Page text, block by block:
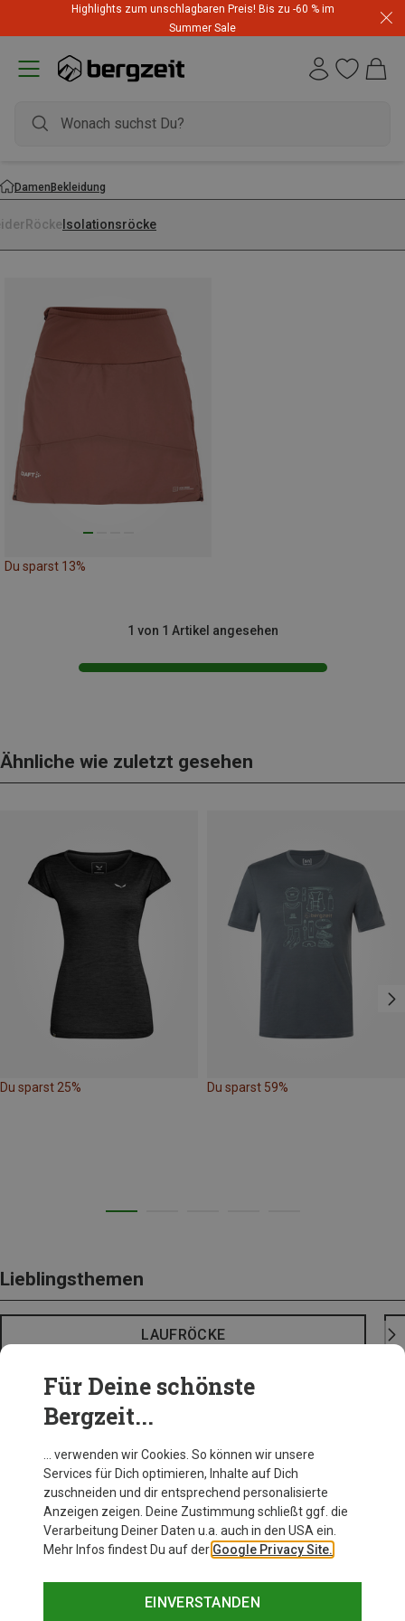
Highlights zum unschlagbaren Preis! Bis zu -60 % im
Summer Sale
DamenBekleidung
Röcke Isolationsröcke
Du sparst 13%
1 von 1 Artikel angesehen
Ähnliche wie zuletzt gesehen
Du sparst 25% Du sparst 59%
Lieblingsthemen
LAUFRÖCKE
Für Deine schönste
Bergzeit...
… verwenden wir Cookies. So können wir unsere
Services für Dich optimieren, Inhalte auf Dich
zuschneiden und dir entsprechend personalisierte
Anzeigen zeigen. Deine Zustimmung schließt ggf. die
Verarbeitung Deiner Daten u.a. auch in den USA ein.
Mehr Infos findest Du auf der Google Privacy Site.
EINVERSTANDEN